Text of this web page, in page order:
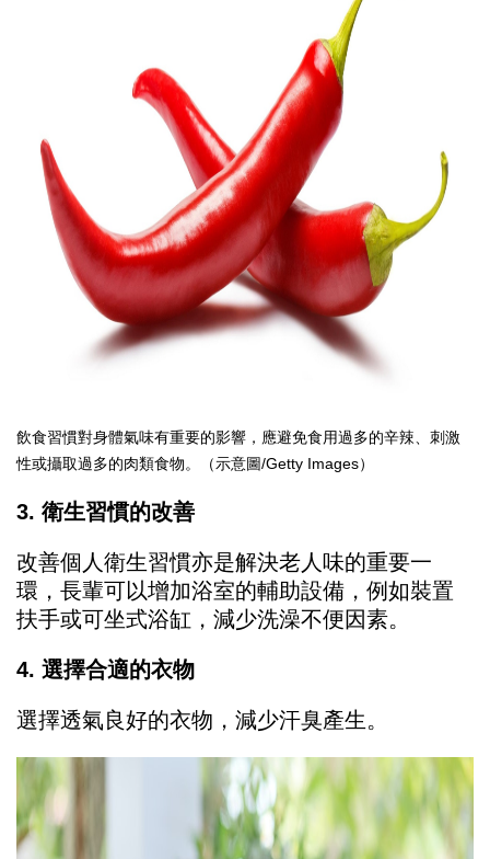
飲食習慣對身體氣味有重要的影響，應避免食用過多的辛辣、刺激
性或攝取過多的肉類食物。（示意圖/Getty Images）
3. 衛生習慣的改善
改善個人衛生習慣亦是解決老人味的重要一
環，長輩可以增加浴室的輔助設備，例如裝置
扶手或可坐式浴缸，減少洗澡不便因素。
4. 選擇合適的衣物
選擇透氣良好的衣物，減少汗臭產生。